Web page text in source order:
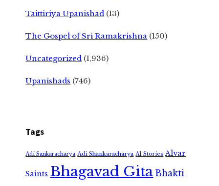
Taittiriya Upanishad (13)
The Gospel of Sri Ramakrishna (150)
Uncategorized (1,936)
Upanishads (746)
Tags
Adi Sankaracharya Adi Shankaracharya AI Stories Alvar
Saints Bhagavad GitaBhakti